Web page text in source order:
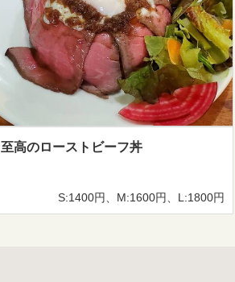
至高のローストビーフ丼
S:1400円、M:1600円、L:1800円